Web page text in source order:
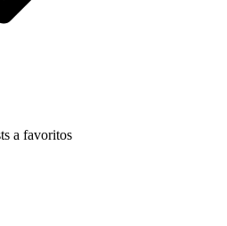
a favoritos